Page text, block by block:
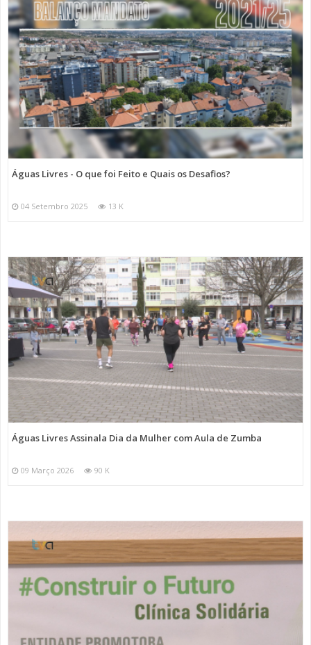
Águas Livres - O que foi Feito e Quais os Desafios?
04 Setembro 2025 13 K
Águas Livres Assinala Dia da Mulher com Aula de Zumba
09 Março 2026 90 K